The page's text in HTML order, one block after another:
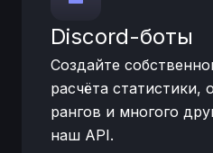
Discord-боты
Создайте
расчёта статистики,
рангов и многого
наш API.